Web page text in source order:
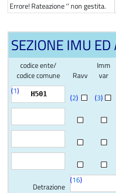
Errore! Rateazione '' non gestita.
SEZIONE IMU ED
codice ente/
codice comune
Ravv
Imm
var
(1) H501 (2) (3)
Detrazione
(16)